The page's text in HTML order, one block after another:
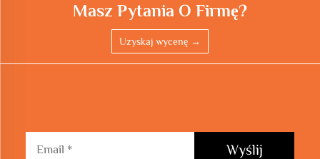
Masz Pytania O Firmę?
Uzyskaj wycenę →
Wyślij